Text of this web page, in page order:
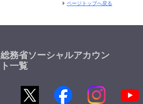
ページトップへ戻る
総務省ソーシャルアカウン
ト一覧